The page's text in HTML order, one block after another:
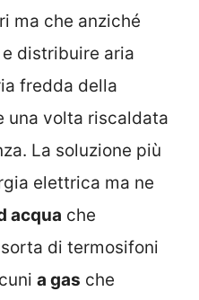
ma che anziché
distribuire aria
fredda della
una volta riscaldata
La soluzione più
elettrica ma ne
acqua che
di termosifoni
a gas che